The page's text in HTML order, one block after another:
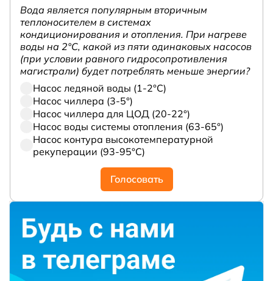
Вода является популярным вторичным
теплоносителем в системах
кондиционирования и отопления. При нагреве
воды на 2°С, какой из пяти одинаковых насосов
(при условии равного гидросопротивления
магистрали) будет потреблять меньше энергии?
Насос ледяной воды (1-2°С)
Насос чиллера (3-5°)
Насос чиллера для ЦОД (20-22°)
Насос воды системы отопления (63-65°)
Насос контура высокотемпературной
рекуперации (93-95°С)
Голосовать